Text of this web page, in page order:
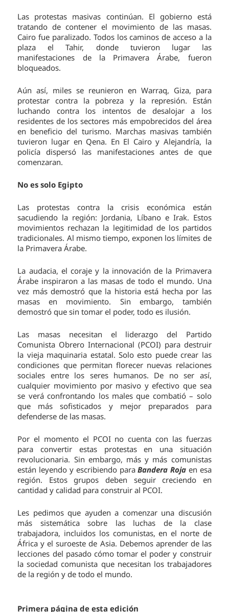
Las protestas masivas continúan. El gobierno está
tratando de contener el movimiento de las masas.
Cairo fue paralizado. Todos los caminos de acceso a la
plaza el Tahir, donde tuvieron lugar las
manifestaciones de la Primavera Árabe, fueron
bloqueados.
Aún así, miles se reunieron en Warraq, Giza, para
protestar contra la pobreza y la represión. Están
luchando contra los intentos de desalojar a los
residentes de los sectores más empobrecidos del área
en beneficio del turismo. Marchas masivas también
tuvieron lugar en Qena. En El Cairo y Alejandría, la
policía dispersó las manifestaciones antes de que
comenzaran.
No es solo Egipto
Las protestas contra la crisis económica están
sacudiendo la región: Jordania, Líbano e Irak. Estos
movimientos rechazan la legitimidad de los partidos
tradicionales. Al mismo tiempo, exponen los límites de
la Primavera Árabe.
La audacia, el coraje y la innovación de la Primavera
Árabe inspiraron a las masas de todo el mundo. Una
vez más demostró que la historia está hecha por las
masas en movimiento. Sin embargo, también
demostró que sin tomar el poder, todo es ilusión.
Las masas necesitan el liderazgo del Partido
Comunista Obrero Internacional (PCOI) para destruir
la vieja maquinaria estatal. Solo esto puede crear las
condiciones que permitan florecer nuevas relaciones
sociales entre los seres humanos. De no ser así,
cualquier movimiento por masivo y efectivo que sea
se verá confrontando los males que combatió – solo
que más sofisticados y mejor preparados para
defenderse de las masas.
Por el momento el PCOI no cuenta con las fuerzas
para convertir estas protestas en una situación
revolucionaria. Sin embargo, más y más comunistas
están leyendo y escribiendo paraBandera Roja en esa
región. Estos grupos deben seguir creciendo en
cantidad y calidad para construir al PCOI.
Les pedimos que ayuden a comenzar una discusión
más sistemática sobre las luchas de la clase
trabajadora, incluidos los comunistas, en el norte de
África y el suroeste de Asia. Debemos aprender de las
lecciones del pasado cómo tomar el poder y construir
la sociedad comunista que necesitan los trabajadores
de la región y de todo el mundo.
Primera página de esta edición